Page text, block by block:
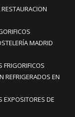
MADRID
FRIGORIFICOS
REFRIGERADOS EN
EXPOSITORES DE